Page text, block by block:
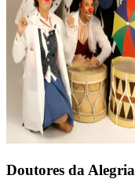
Doutores da Alegria